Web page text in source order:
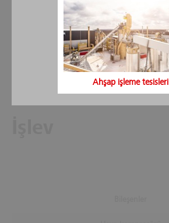
Rezorpsiyon tankı
Ahşap işleme tesisleri